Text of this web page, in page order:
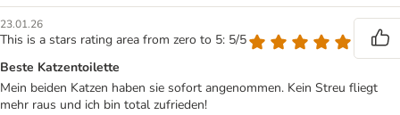
23.01.26
This is a stars rating area from zero to 5: 5/5
Beste Katzentoilette
Mein beiden Katzen haben sie sofort angenommen. Kein Streu fliegt
mehr raus und ich bin total zufrieden!